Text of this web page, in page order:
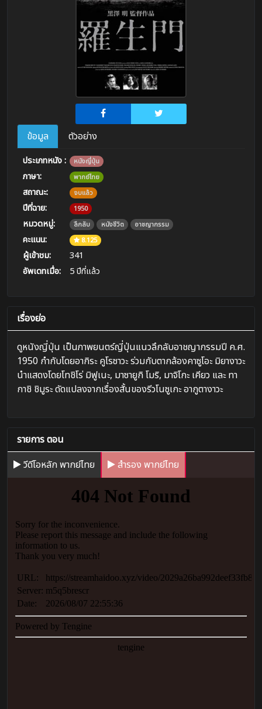
ข้อมูล ตัวอย่าง
ประเภทหนัง : หนังญี่ปุ่น
ภาษา: พากย์ไทย
สถาณะ: จบแล้ว
ปีที่ฉาย: 1950
หมวดหมู่: ลึกลับ หนังชีวิต อาชญากรรม
คะแนน: 8.125
ผู้เข้าชม:
341
อัพเดทเมื่อ:
5 ปีที่แล้ว
เรื่องย่อ
ดูหนังญี่ปุ่น เป็นภาพยนตร์ญี่ปุ่นแนวลึกลับอาชญากรรมปี ค.ศ.
1950 กำกับโดยอากิระ คูโรซาวะ ร่วมกับตากล้องคาซูโอะ มิยางาวะ
นำแสดงโดยโทชิโร่ มิฟูเนะ, มาซายูกิ โมริ, มาจิโกะ เคียว และ ทา
กาชิ ชิมูระ ดัดแปลงจากเรื่องสั้นของรีวโนซูเกะ อากูตางาวะ
รายการ ตอน
วีดีโอหลัก พากย์ไทย
สำรอง พากย์ไทย